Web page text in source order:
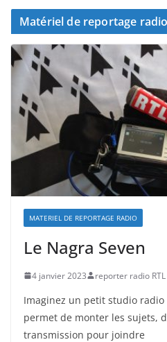
Matériel de reportage radio
MATERIEL DE REPORTAGE RADIO
Le Nagra Seven
4 janvier 2023 reporter radio RTL
Imaginez un petit studio
permet de monter les sujets,
transmission pour joindre